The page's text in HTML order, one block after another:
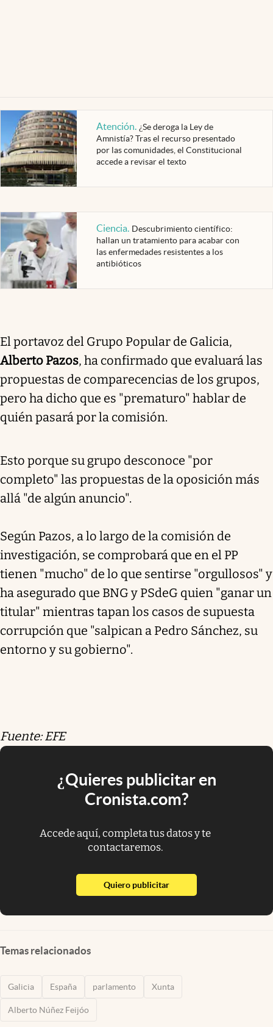
Atención. ¿Se deroga la Ley de
Amnistía? Tras el recurso presentado
por las comunidades, el Constitucional
accede a revisar el texto
Ciencia. Descubrimiento científico:
hallan un tratamiento para acabar con
las enfermedades resistentes a los
antibióticos
El portavoz del Grupo Popular de Galicia,
Alberto Pazos, ha confirmado que evaluará las
propuestas de comparecencias de los grupos,
pero ha dicho que es "prematuro" hablar de
quién pasará por la comisión.
Esto porque su grupo desconoce "por
completo" las propuestas de la oposición más
allá "de algún anuncio".
Según Pazos, a lo largo de la comisión de
investigación, se comprobará que en el PP
tienen "mucho" de lo que sentirse "orgullosos" y
ha asegurado que BNG y PSdeG quien "ganar un
titular" mientras tapan los casos de supuesta
corrupción que "salpican a Pedro Sánchez, su
entorno y su gobierno".
Fuente: EFE
¿Quieres publicitar en
Cronista.com?
Accede aquí, completa tus datos y te
contactaremos.
Quiero publicitarabre en nueva pestaña
Temas relacionados
Galicia España parlamento Xunta
Alberto Núñez Feijóo